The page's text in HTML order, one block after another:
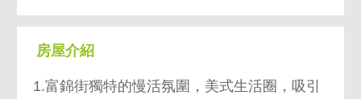
房屋介紹
1.富錦街獨特的慢活氛圍，美式生活圈，吸引